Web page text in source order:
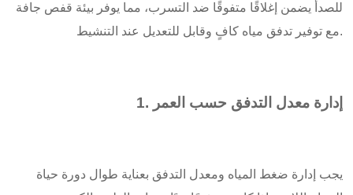
للصدأ يضمن إغلاقًا متفوقًا ضد التسرب، مما يوفر بيئة قفص جافة
مع توفير تدفق مياه كافٍ وقابل للتعديل عند التنشيط.
1. إدارة معدل التدفق حسب العمر
يجب إدارة ضغط المياه ومعدل التدفق بعناية طوال دورة حياة